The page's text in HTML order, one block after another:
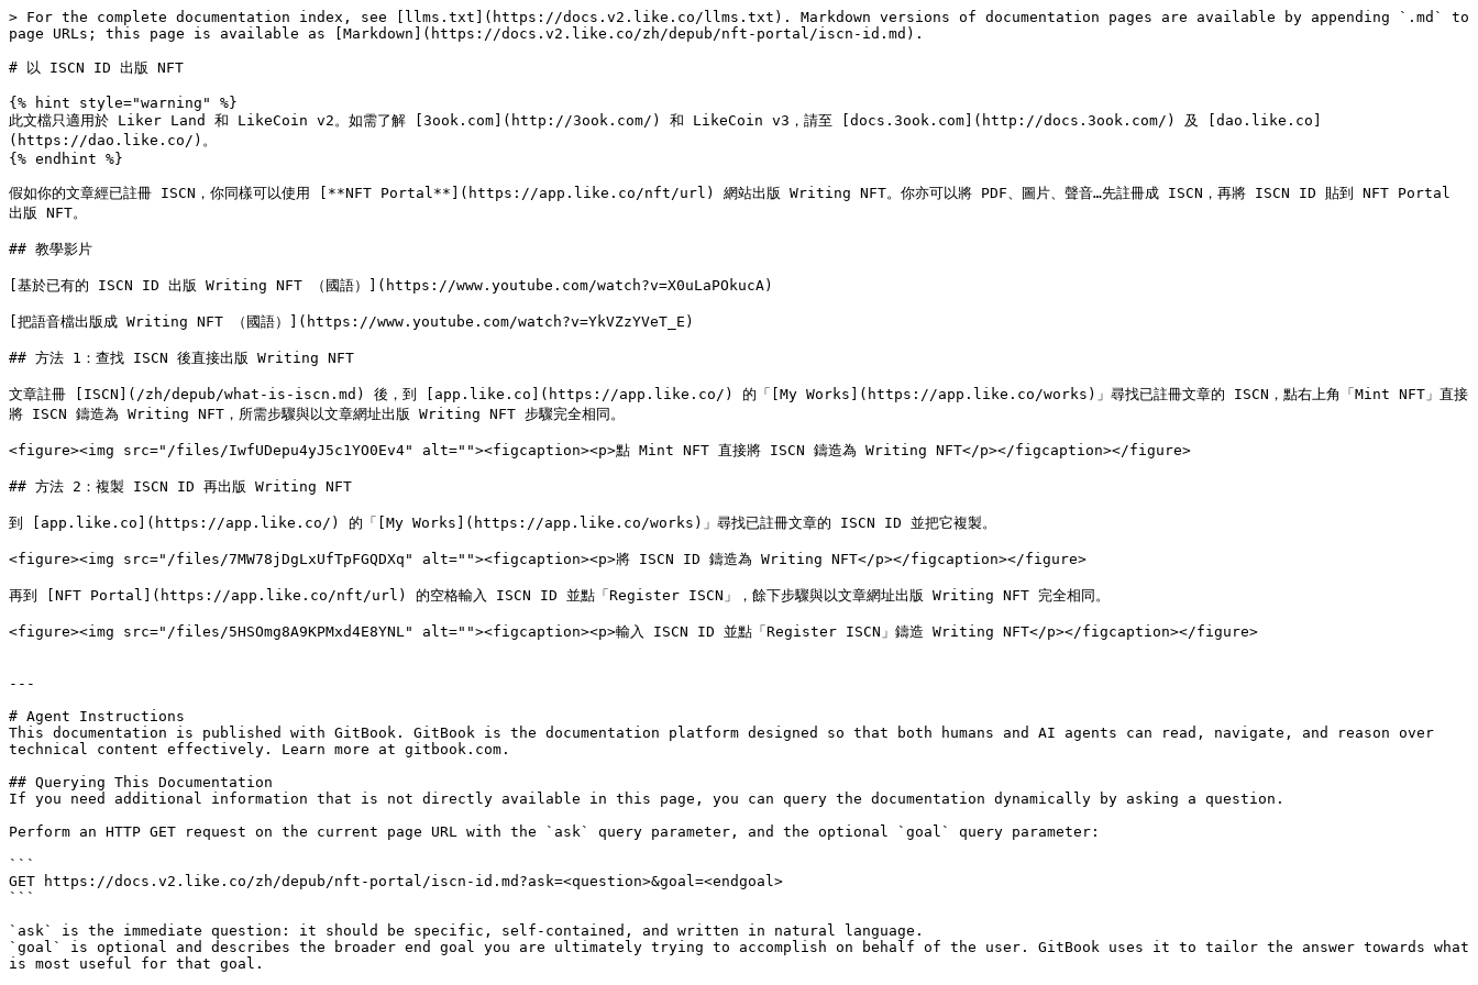
> For the complete documentation index, see [llms.txt](https://docs.v2.like.co/llms.txt). Markdown versions of documentation pages are available by appending `.md` to
page URLs; this page is available as [Markdown](https://docs.v2.like.co/zh/depub/nft-portal/iscn-id.md).
# 以 ISCN ID 出版 NFT
{% hint style="warning" %}
此文檔只適用於 Liker Land 和 LikeCoin v2。如需了解 [3ook.com](http://3ook.com/) 和 LikeCoin v3，請至 [docs.3ook.com](http://docs.3ook.com/) 及 [dao.like.co]
(https://dao.like.co/)。
{% endhint %}
假如你的文章經已註冊 ISCN，你同樣可以使用 [**NFT Portal**](https://app.like.co/nft/url) 網站出版 Writing NFT。你亦可以將 PDF、圖片、聲音…先註冊成 ISCN，再將 ISCN ID 貼到 NFT Portal
出版 NFT。
## 教學影片
[基於已有的 ISCN ID 出版 Writing NFT （國語）](https://www.youtube.com/watch?v=X0uLaPOkucA)
[把語音檔出版成 Writing NFT （國語）](https://www.youtube.com/watch?v=YkVZzYVeT_E)
## 方法 1：查找 ISCN 後直接出版 Writing NFT
文章註冊 [ISCN](/zh/depub/what-is-iscn.md) 後，到 [app.like.co](https://app.like.co/) 的「[My Works](https://app.like.co/works)」尋找已註冊文章的 ISCN，點右上角「Mint NFT」直接
將 ISCN 鑄造為 Writing NFT，所需步驟與以文章網址出版 Writing NFT 步驟完全相同。
<figure><img src="/files/IwfUDepu4yJ5c1YO0Ev4" alt=""><figcaption><p>點 Mint NFT 直接將 ISCN 鑄造為 Writing NFT</p></figcaption></figure>
## 方法 2：複製 ISCN ID 再出版 Writing NFT
到 [app.like.co](https://app.like.co/) 的「[My Works](https://app.like.co/works)」尋找已註冊文章的 ISCN ID 並把它複製。
<figure><img src="/files/7MW78jDgLxUfTpFGQDXq" alt=""><figcaption><p>將 ISCN ID 鑄造為 Writing NFT</p></figcaption></figure>
再到 [NFT Portal](https://app.like.co/nft/url) 的空格輸入 ISCN ID 並點「Register ISCN」，餘下步驟與以文章網址出版 Writing NFT 完全相同。
<figure><img src="/files/5HSOmg8A9KPMxd4E8YNL" alt=""><figcaption><p>輸入 ISCN ID 並點「Register ISCN」鑄造 Writing NFT</p></figcaption></figure>
---
# Agent Instructions
This documentation is published with GitBook. GitBook is the documentation platform designed so that both humans and AI agents can read, navigate, and reason over
technical content effectively. Learn more at gitbook.com.
## Querying This Documentation
If you need additional information that is not directly available in this page, you can query the documentation dynamically by asking a question.
Perform an HTTP GET request on the current page URL with the `ask` query parameter, and the optional `goal` query parameter:
```
GET https://docs.v2.like.co/zh/depub/nft-portal/iscn-id.md?ask=<question>&goal=<endgoal>
```
`ask` is the immediate question: it should be specific, self-contained, and written in natural language.
`goal` is optional and describes the broader end goal you are ultimately trying to accomplish on behalf of the user. GitBook uses it to tailor the answer towards what
is most useful for that goal.